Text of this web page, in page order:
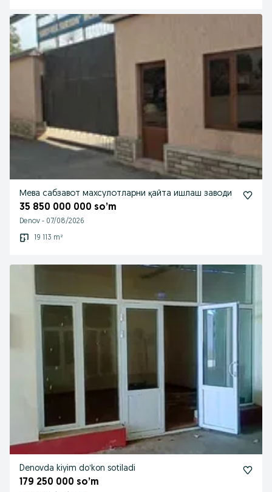
Мева сабзавот махсулотларни қайта ишлаш заводи
35 850 000 000 so’m
Denov - 07/08/2026
19 113 m²
Denovda kiyim doʻkon sotiladi
179 250 000 so’m